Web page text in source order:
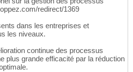
redirect/1369
dans les entreprises et
les niveaux.
continue des processus
plus grande efficacité par la réduction